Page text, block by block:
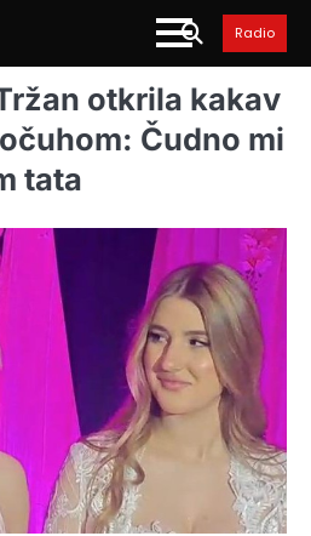
Radio
otkrila kakav
Čudno mi
tata